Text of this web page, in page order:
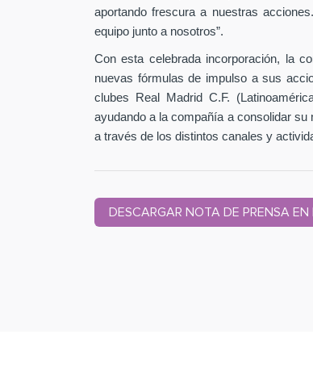
aportando frescura a nuestras
equipo junto a nosotros”.
Con esta celebrada incorporación, la
nuevas fórmulas de impulso a sus
clubes Real Madrid C.F.
ayudando a la compañía a consolidar
a través de los distintos canales y
DESCARGAR NOTA DE PRENSA EN